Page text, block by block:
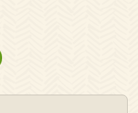
OP PINTEREST
OP YOUTUBE
OP TIKTOK